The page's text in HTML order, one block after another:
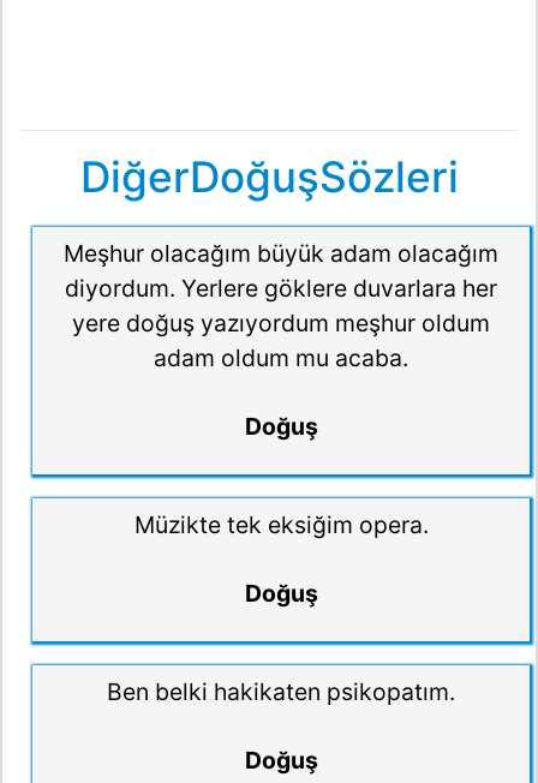
DiğerDoğuşSözleri
Meşhur olacağım büyük adam olacağım
diyordum. Yerlere göklere duvarlara her
yere doğuş yazıyordum meşhur oldum
adam oldum mu acaba.
Doğuş
Müzikte tek eksiğim opera.
Doğuş
Ben belki hakikaten psikopatım.
Doğuş